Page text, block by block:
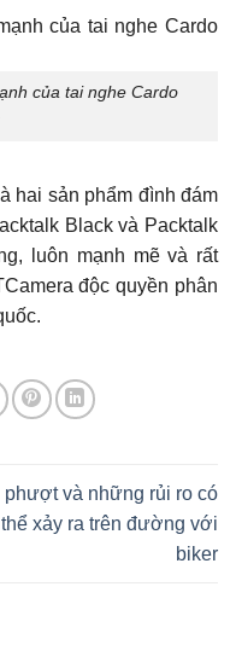
của tai nghe Cardo
hai sản phẩm đình đám
Black và Packtalk
luôn mạnh mẽ và rất
độc quyền phân
và những rủi ro có
thể xảy ra trên đường với
biker